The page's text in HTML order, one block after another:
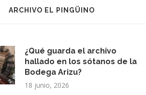
ARCHIVO EL PINGÜINO
¿Qué guarda el archivo
hallado en los sótanos de la
Bodega Arizu?
18 junio, 2026